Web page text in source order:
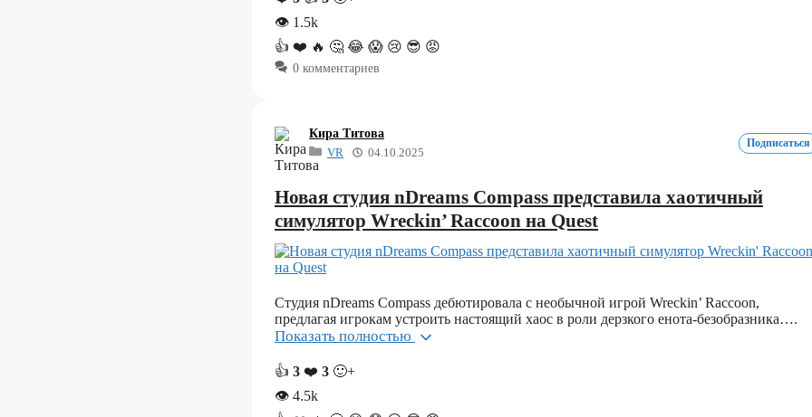
👁 1.5k
👍 ❤️ 🔥 🤔 😂 😱 😢 😎 😡
0 комментариев
Кира Титова
VR
04.10.2025
Подписаться
Новая студия nDreams Compass представила хаотичный
симулятор Wreckin’ Raccoon на Quest
Студия nDreams Compass дебютировала с необычной игрой Wreckin’ Raccoon,
предлагая игрокам устроить настоящий хаос в роли дерзкого енота-безобразника….
Показать полностью
👍 3 ❤️ 3 🙂+
👁 4.5k